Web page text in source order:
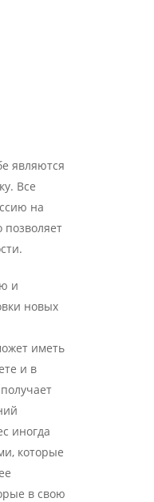
являются
Все
на
позволяет
и
новых
иметь
и в
иногда
которые
в свою